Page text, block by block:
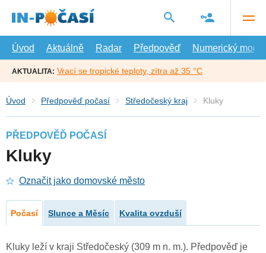
hlavní
Úvod
Aktuálně Radar Předpověď Numerický model
AKTUALITA: Vrací se tropické teploty, zítra až 35 °C
Úvod Předpověď počasí Středočeský kraj Kluky
PŘEDPOVĚĎ POČASÍ
Kluky
Označit jako domovské město
Počasí Slunce a Měsíc Kvalita ovzduší
Kluky leží v kraji Středočeský (309 m n. m.). Předpověď je